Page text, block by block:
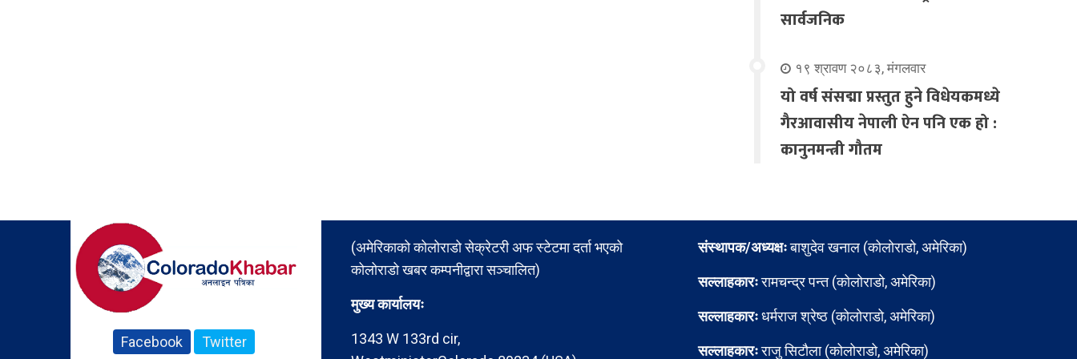
सार्वजनिक
१९ श्रावण २०८३, मंगलवार
यो वर्ष संसद्मा प्रस्तुत हुने विधेयकमध्ये
गैरआवासीय नेपाली ऐन पनि एक हो :
कानुनमन्त्री गौतम
Facebook Twitter
(अमेरिकाको कोलोराडो सेक्रेटरी अफ स्टेटमा दर्ता भएको
कोलोराडो खबर कम्पनीद्वारा सञ्चालित)
मुख्य कार्यालयः
1343 W 133rd cir,
संस्थापक/अध्यक्षःबाशुदेव खनाल (कोलोराडो, अमेरिका)
सल्लाहकारःरामचन्द्र पन्त (कोलोराडो, अमेरिका)
सल्लाहकारःधर्मराज श्रेष्ठ (कोलोराडो, अमेरिका)
सल्लाहकारःराजु सिटौला (कोलोराडो, अमेरिका)